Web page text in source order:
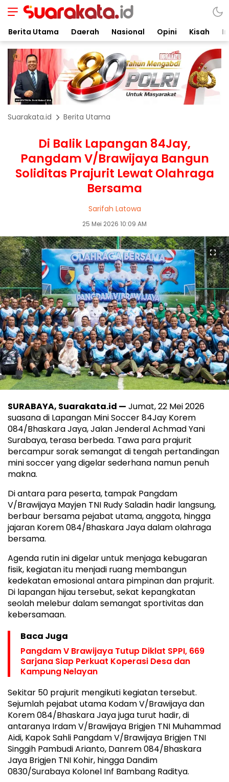
Berita Utama Daerah Nasional Opini Kisah
Suarakata.id Berita Utama
Di Balik Lapangan 84Jay,
Pangdam V/Brawijaya Bangun
Soliditas Prajurit Lewat Olahraga
Bersama
Sarifah Latowa
25 Mei 2026 10:09 AM
SURABAYA, Suarakata.id — Jumat, 22 Mei 2026
suasana di Lapangan Mini Soccer 84Jay Korem
084/Bhaskara Jaya, Jalan Jenderal Achmad Yani
Surabaya, terasa berbeda. Tawa para prajurit
bercampur sorak semangat di tengah pertandingan
mini soccer yang digelar sederhana namun penuh
makna.
Di antara para peserta, tampak Pangdam
V/Brawijaya Mayjen TNI Rudy Saladin hadir langsung,
berbaur bersama pejabat utama, anggota, hingga
jajaran Korem 084/Bhaskara Jaya dalam olahraga
bersama.
Agenda rutin ini digelar untuk menjaga kebugaran
fisik, kegiatan itu menjadi ruang membangun
kedekatan emosional antara pimpinan dan prajurit.
Di lapangan hijau tersebut, sekat kepangkatan
seolah melebur dalam semangat sportivitas dan
kebersamaan.
Baca Juga
Pangdam V Brawijaya Tutup Diklat SPPI, 669
Sarjana Siap Perkuat Koperasi Desa dan
Kampung Nelayan
Sekitar 50 prajurit mengikuti kegiatan tersebut.
Sejumlah pejabat utama Kodam V/Brawijaya dan
Korem 084/Bhaskara Jaya juga turut hadir, di
antaranya Irdam V/Brawijaya Brigjen TNI Muhammad
Aidi, Kapok Sahli Pangdam V/Brawijaya Brigjen TNI
Singgih Pambudi Arianto, Danrem 084/Bhaskara
Jaya Brigjen TNI Kohir, hingga Dandim
0830/Surabaya Kolonel Inf Bambang Raditya.